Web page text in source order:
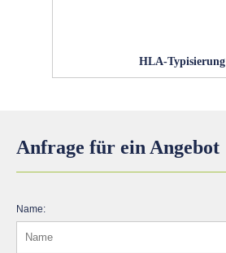
HLA-Typisierung
Anfrage für ein Angebot
Name: